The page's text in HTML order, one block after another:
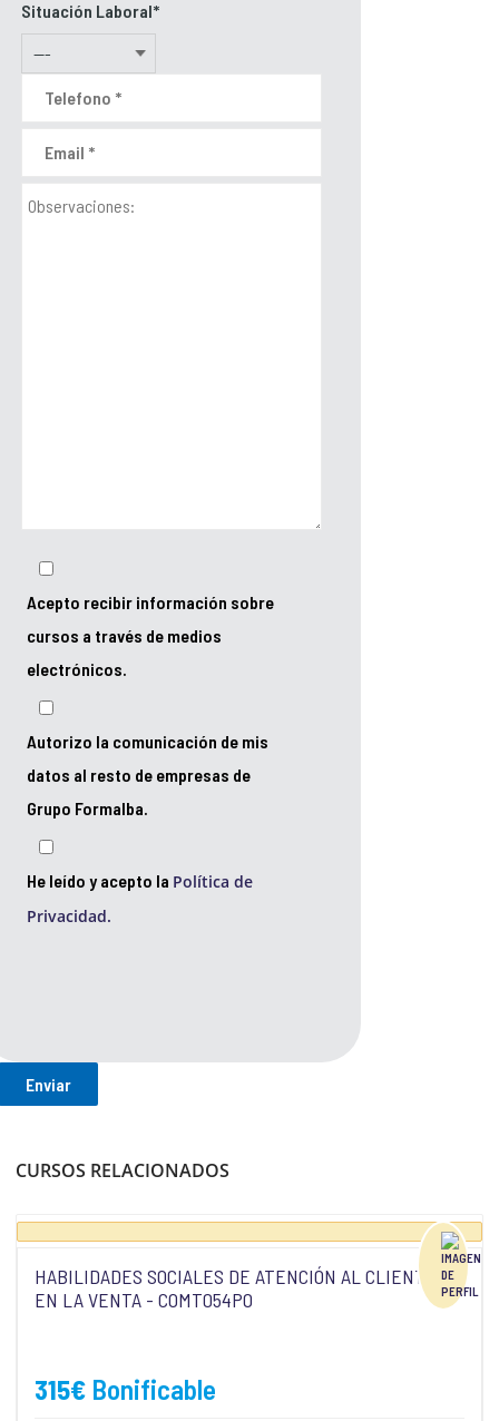
Situación Laboral*
Acepto recibir información sobre
cursos a través de medios
electrónicos.
Autorizo la comunicación de mis
datos al resto de empresas de
Grupo Formalba.
He leído y acepto la Política de
Privacidad.
CURSOS RELACIONADOS
HABILIDADES SOCIALES DE ATENCIÓN AL CLIENTE
EN LA VENTA - COMT054PO
315€ Bonificable